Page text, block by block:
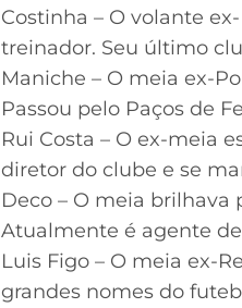
Costinha – O volante
treinador. Seu último
Maniche – O meia ex-
Passou pelo Paços de
Rui Costa – O ex-meia
diretor do clube e se
Deco – O meia brilhava
Atualmente é agente
Luis Figo – O meia ex-
grandes nomes do